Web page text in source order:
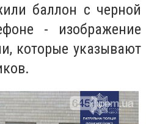
баллон с черной
- изображение
которые указывают